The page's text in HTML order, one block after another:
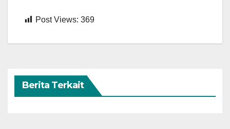
Post Views: 369
Berita Terkait